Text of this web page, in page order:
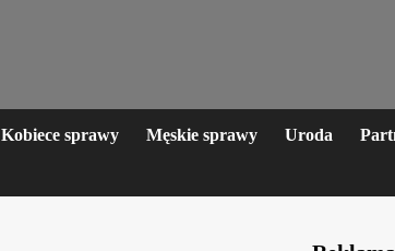
Kobiece sprawy Męskie sprawy Uroda